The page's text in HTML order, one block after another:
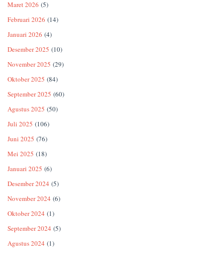
Maret 2026 (5)
Februari 2026 (14)
Januari 2026 (4)
Desember 2025 (10)
November 2025 (29)
Oktober 2025 (84)
September 2025 (60)
Agustus 2025 (50)
Juli 2025 (106)
Juni 2025 (76)
Mei 2025 (18)
Januari 2025 (6)
Desember 2024 (5)
November 2024 (6)
Oktober 2024 (1)
September 2024 (5)
Agustus 2024 (1)